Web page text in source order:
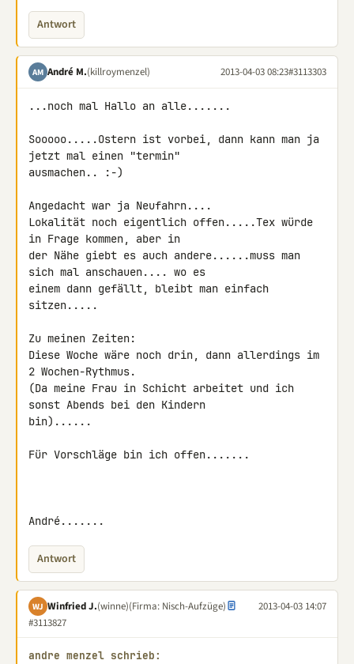
Antwort
AM André M.(killroymenzel) 2013-04-03 08:23#3113303
...noch mal Hallo an alle.......
Sooooo.....Ostern ist vorbei, dann kann man ja
jetzt mal einen "termin"
ausmachen.. :-)
Angedacht war ja Neufahrn....
Lokalität noch eigentlich offen.....Tex würde
in Frage kommen, aber in
der Nähe giebt es auch andere......muss man
sich mal anschauen.... wo es
einem dann gefällt, bleibt man einfach
sitzen.....
Zu meinen Zeiten:
Diese Woche wäre noch drin, dann allerdings im
2 Wochen-Rythmus.
(Da meine Frau in Schicht arbeitet und ich
sonst Abends bei den Kindern
bin)......
Für Vorschläge bin ich offen.......
André.......
Antwort
WJ Winfried J.(winne)(Firma: Nisch-Aufzüge)
2013-04-03 14:07
#3113827
andre menzel schrieb: